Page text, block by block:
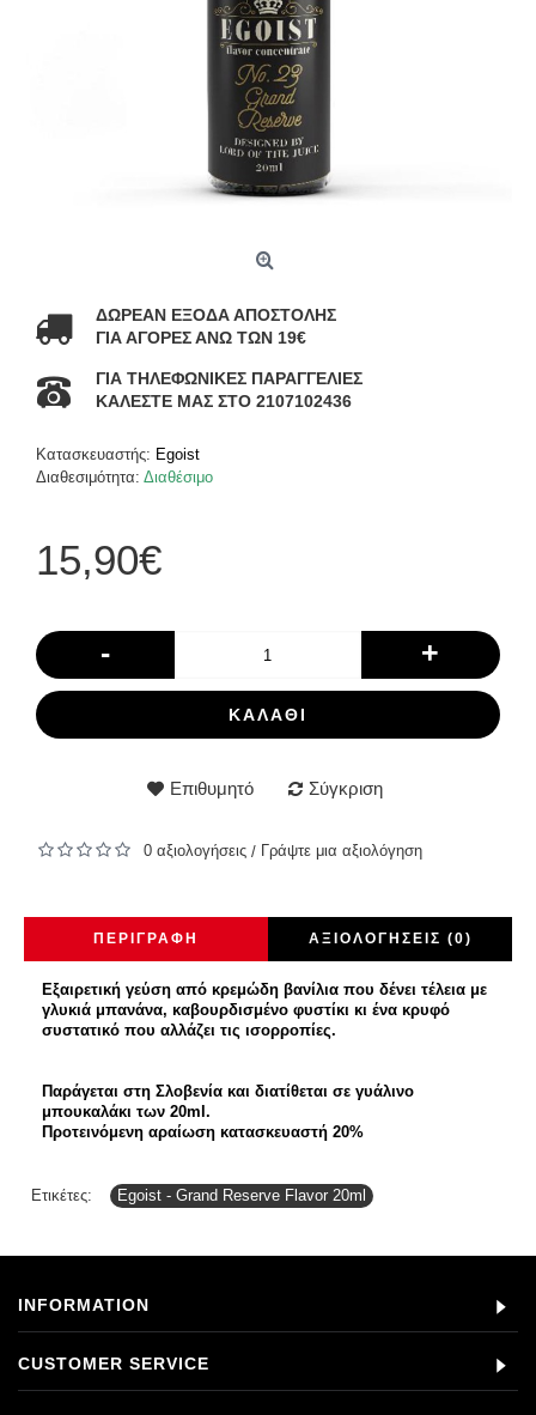
ΔΩΡΕΑΝ ΕΞΟΔΑ ΑΠΟΣΤΟΛΗΣ
ΓΙΑ ΑΓΟΡΕΣ ΑΝΩ ΤΩΝ 19€
ΓΙΑ ΤΗΛΕΦΩΝΙΚΕΣ ΠΑΡΑΓΓΕΛΙΕΣ
ΚΑΛΕΣΤΕ ΜΑΣ ΣΤΟ 2107102436
Κατασκευαστής: Egoist
Διαθεσιμότητα: Διαθέσιμο
15,90€
- +
ΚΑΛΆΘΙ
Επιθυμητό Σύγκριση
0 αξιολογήσεις / Γράψτε μια αξιολόγηση
ΠΕΡΙΓΡΑΦΉ ΑΞΙΟΛΟΓΉΣΕΙΣ (0)
Εξαιρετική γεύση από κρεμώδη βανίλια που δένει τέλεια με
γλυκιά μπανάνα, καβουρδισμένο φυστίκι κι ένα κρυφό
συστατικό που αλλάζει τις ισορροπίες.
Παράγεται στη Σλοβενία και διατίθεται σε γυάλινο
μπουκαλάκι των 20ml.
Προτεινόμενη αραίωση κατασκευαστή 20%
Ετικέτες: Egoist - Grand Reserve Flavor 20ml
INFORMATION
CUSTOMER SERVICE